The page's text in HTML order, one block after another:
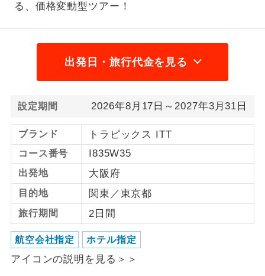
る、価格変動型ツアー！
出発日・旅行代金を見る
設定期間 2026年8月17日～2027年3月31日
ブランド トラピックス ITT
コース番号 I835W35
出発地 大阪府
目的地 関東／東京都
旅行期間 2日間
航空会社指定 ホテル指定
アイコンの説明を見る＞＞
1名様催行
1名様から出発可能な個人型プランで
2名様から出発可能な個人型プランで
す。
1名様1室同代
金
1名様1室利用でも追加料金がかからない
コースです。
ご夫婦限定
ご夫婦限定でご参加いただけるコースで
す。
女性限定
女性限定でご参加いただけるコースで
す。
年齢制限あり
ご参加にあたり年齢に制限があるコース
です。